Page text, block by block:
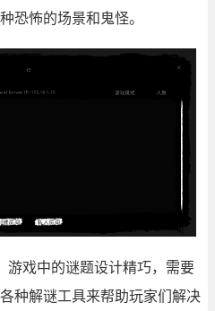
恐怖的场景和鬼怪。
游戏中的谜题设计精巧，需要
种解谜工具来帮助玩家们解决